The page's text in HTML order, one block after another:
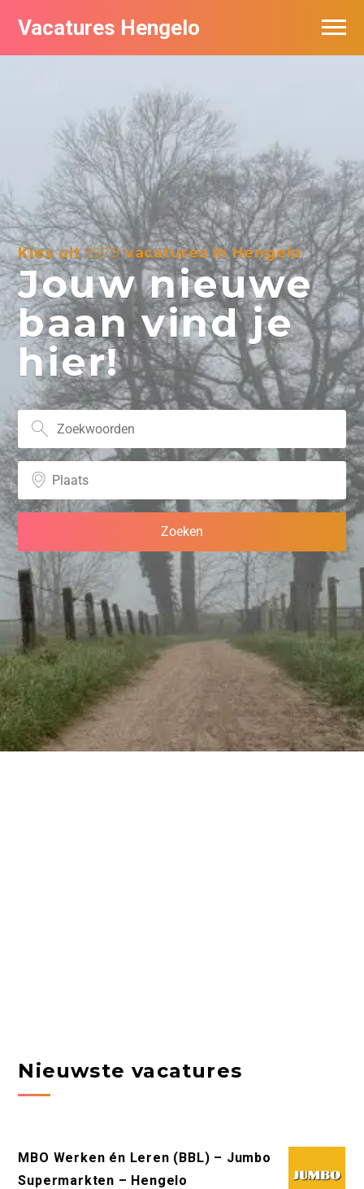
Vacatures Hengelo
Kies uit1579vacatures in Hengelo
Jouw nieuwe
baan vind je
hier!
Nieuwste vacatures
MBO Werken én Leren (BBL) – Jumbo
Supermarkten – Hengelo
Vacatures per bedrijf in Hengelo
Nieuwsbrief feed